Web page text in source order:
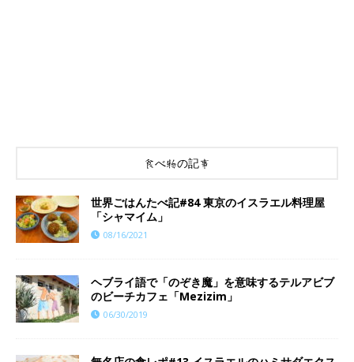
食べ物の記事
世界ごはんたべ記#84 東京のイスラエル料理屋
「シャマイム」
08/16/2021
ヘブライ語で「のぞき魔」を意味するテルアビブ
のビーチカフェ「Mezizim」
06/30/2019